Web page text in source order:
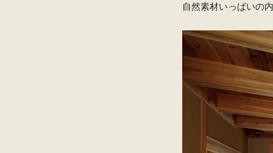
自然素材いっぱいの